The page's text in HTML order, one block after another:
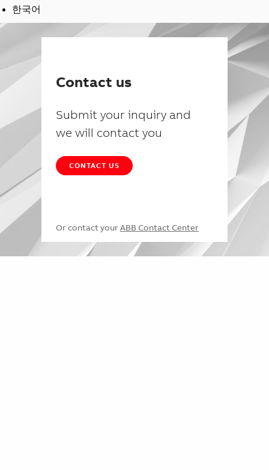
한국어
Contact us
Submit your inquiry and
we will contact you
CONTACT US
Or contact your ABB Contact Center